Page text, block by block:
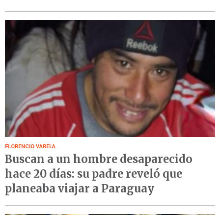
FLORENCIO VARELA
Buscan a un hombre desaparecido
hace 20 días: su padre reveló que
planeaba viajar a Paraguay